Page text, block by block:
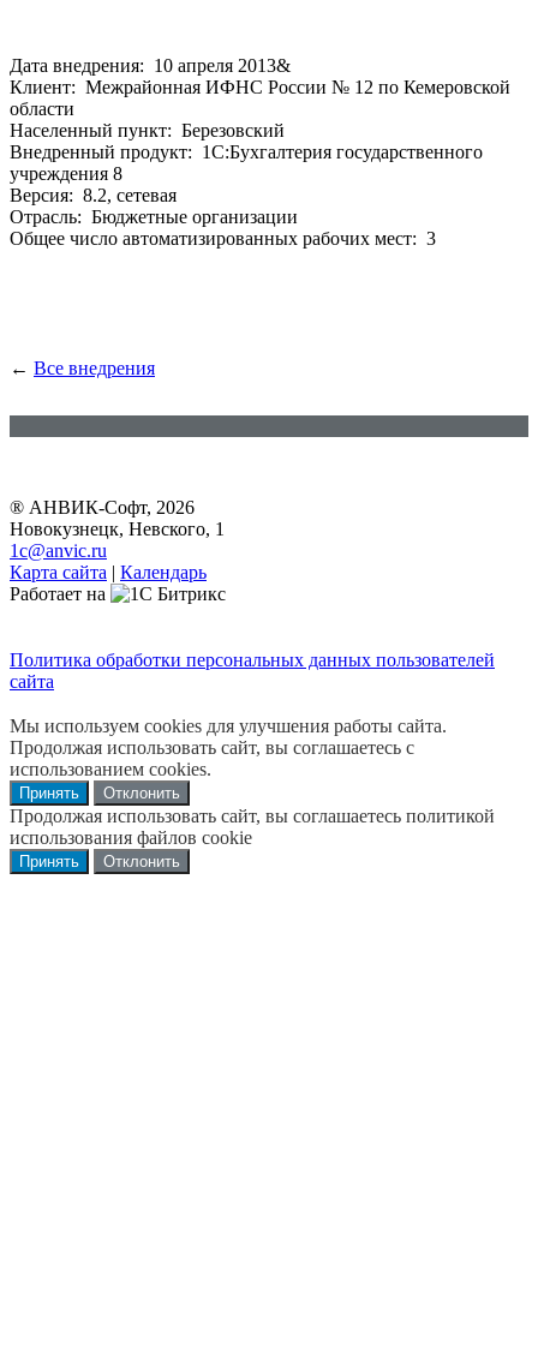
Дата внедрения: 10 апреля 2013&
Клиент: Межрайонная ИФНС России № 12 по Кемеровской
области
Населенный пункт: Березовский
Внедренный продукт: 1С:Бухгалтерия государственного
учреждения 8
Версия: 8.2, сетевая
Отрасль: Бюджетные организации
Общее число автоматизированных рабочих мест: 3
← Все внедрения
® АНВИК-Софт, 2026
Новокузнецк, Невского, 1
1c@anvic.ru
Карта сайта | Календарь
Работает на
Политика обработки персональных данных пользователей
сайта
Мы используем cookies для улучшения работы сайта.
Продолжая использовать сайт, вы соглашаетесь с
использованием cookies.
Принять Отклонить
Продолжая использовать сайт, вы соглашаетесь политикой
использования файлов cookie
Принять Отклонить